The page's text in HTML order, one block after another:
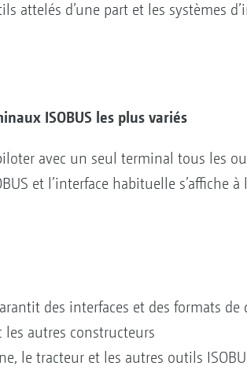
attelés d’une part et les systèmes
ISOBUS les plus variés
avec un seul terminal tous les
et l’interface habituelle s’affiche
des interfaces et des formats
autres constructeurs
le tracteur et les autres outils